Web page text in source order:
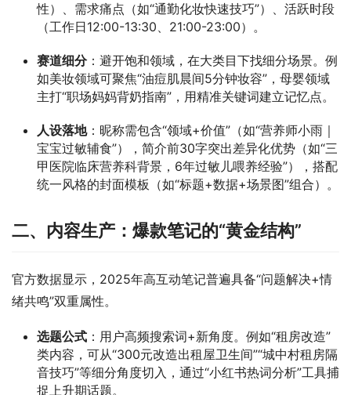
性）、需求痛点（如“通勤化妆快速技巧”）、活跃时段
（工作日12:00-13:30、21:00-23:00）。
赛道细分：避开饱和领域，在大类目下找细分场景。例
如美妆领域可聚焦“油痘肌晨间5分钟妆容”，母婴领域
主打“职场妈妈背奶指南”，用精准关键词建立记忆点。
人设落地：昵称需包含“领域+价值”（如“营养师小雨｜
宝宝过敏辅食”），简介前30字突出差异化优势（如“三
甲医院临床营养科背景，6年过敏儿喂养经验”），搭配
统一风格的封面模板（如“标题+数据+场景图”组合）。
二、内容生产：爆款笔记的“黄金结构”
官方数据显示，2025年高互动笔记普遍具备“问题解决+情
绪共鸣”双重属性。
选题公式 ：用户高频搜索词+新角度。例如“租房改造”
类内容，可从“300元改造出租屋卫生间”“城中村租房隔
音技巧”等细分角度切入，通过“小红书热词分析”工具捕
捉上升期话题。